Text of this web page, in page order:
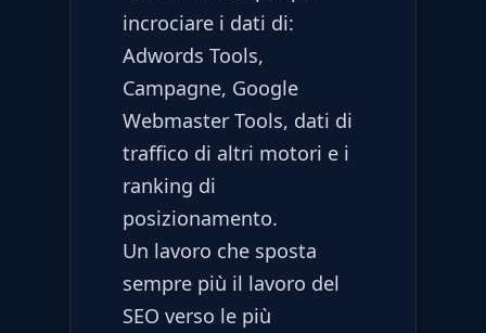
incrociare i dati di:
Adwords Tools,
Campagne, Google
Webmaster Tools, dati di
traffico di altri motori e i
ranking di
posizionamento.
Un lavoro che sposta
sempre più il lavoro del
SEO verso le più